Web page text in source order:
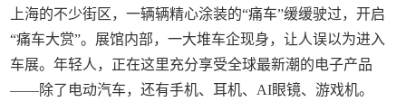
上海的不少街区，一辆辆精心涂装的“痛车”缓缓驶过，开启
“痛车大赏”。展馆内部，一大堆车企现身，让人误以为进入
车展。年轻人，正在这里充分享受全球最新潮的电子产品
——除了电动汽车，还有手机、耳机、AI眼镜、游戏机。